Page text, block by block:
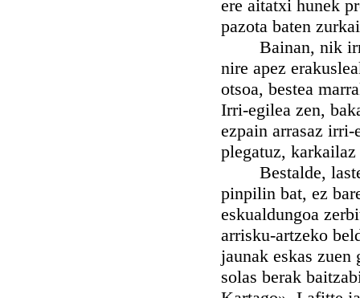
ere aitatxi hunek
pazota baten
Bainan, nik irria
nire apez
otsoa, bestea
Irri-egilea zen,
ezpain arrasaz
plegatuz,
Bestalde, laster
pinpilin bat, ez
eskualdungoa
arrisku-artzeko
jaunak eskas
solas berak